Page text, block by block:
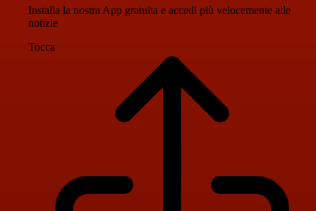
Installa la nostra App gratuita e accedi più velocemente alle
notizie
Tocca